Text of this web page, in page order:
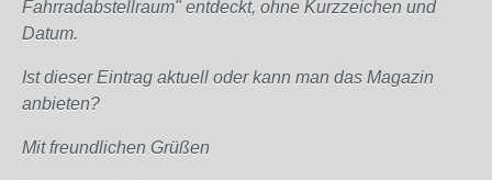
Fahrradabstellraum" entdeckt, ohne Kurzzeichen und
Datum.
Ist dieser Eintrag aktuell oder kann man das Magazin
anbieten?
Mit freundlichen Grüßen